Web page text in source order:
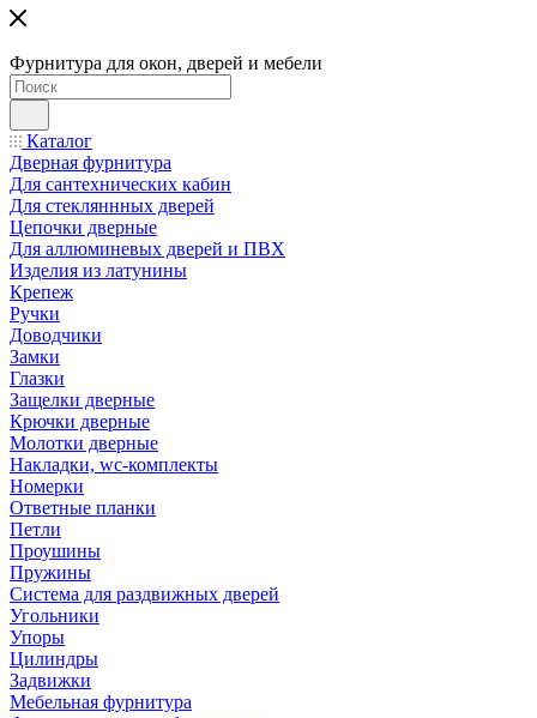
Фурнитура для окон, дверей и мебели
Каталог
Дверная фурнитура
Для сантехнических кабин
Для стекляннных дверей
Цепочки дверные
Для аллюминевых дверей и ПВХ
Изделия из латунины
Крепеж
Ручки
Доводчики
Замки
Глазки
Защелки дверные
Крючки дверные
Молотки дверные
Накладки, wc-комплекты
Номерки
Ответные планки
Петли
Проушины
Пружины
Система для раздвижных дверей
Угольники
Упоры
Цилиндры
Задвижки
Мебельная фурнитура